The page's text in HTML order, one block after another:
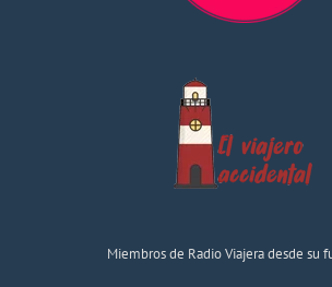
Miembros de Radio Viajera desde su